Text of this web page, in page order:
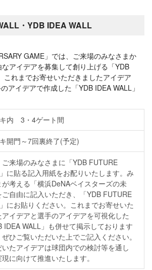
・YDB IDEA WALL
GAME」では、ご来場のみなさまか
なアイデアを募集して創り上げる「YDB
これまでお寄せいただきましたアイデア
アイデアで作成した「YDB IDEA WALL」
内 3・4ゲート間
開門～7回裏終了(予定)
ご来場のみなさまに「YDB FUTURE
に貼る記入用紙をお配りいたします。み
が考える「横浜DeNAベイスターズの未
自由に記入いただき、「YDB FUTURE
にお貼りください。これまでお寄せいた
アイデアと選手のアイデアを可視化した
IDEA WALL」も併せて掲示しております
ひご覧いただいた上でご記入ください。
いたアイデアは球団内での検討等を通し
に向けて推進いたします。